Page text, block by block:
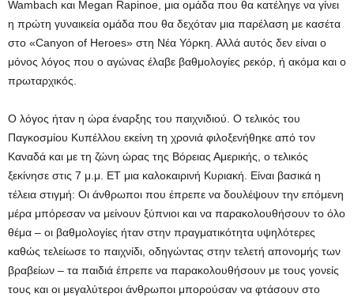
Wambach και Megan Rapinoe, μια ομάδα που θα κατέληγε να γίνει
η πρώτη γυναικεία ομάδα που θα δεχόταν μια παρέλαση με κασέτα
στο «Canyon of Heroes» στη Νέα Υόρκη. Αλλά αυτός δεν είναι ο
μόνος λόγος που ο αγώνας έλαβε βαθμολογίες ρεκόρ, ή ακόμα και ο
πρωταρχικός.
Ο λόγος ήταν η ώρα έναρξης του παιχνιδιού. Ο τελικός του
Παγκοσμίου Κυπέλλου εκείνη τη χρονιά φιλοξενήθηκε από τον
Καναδά και με τη ζώνη ώρας της Βόρειας Αμερικής, ο τελικός
ξεκίνησε στις 7 μ.μ. ET μια καλοκαιρινή Κυριακή. Είναι βασικά η
τέλεια στιγμή: Οι άνθρωποι που έπρεπε να δουλέψουν την επόμενη
μέρα μπόρεσαν να μείνουν ξύπνιοι και να παρακολουθήσουν το όλο
θέμα – οι βαθμολογίες ήταν στην πραγματικότητα υψηλότερες
καθώς τελείωσε το παιχνίδι, οδηγώντας στην τελετή απονομής των
βραβείων – τα παιδιά έπρεπε να παρακολουθήσουν με τους γονείς
τους και οι μεγαλύτεροι άνθρωποι μπορούσαν να φτάσουν στο